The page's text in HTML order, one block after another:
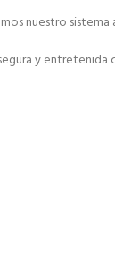
nuestro
y